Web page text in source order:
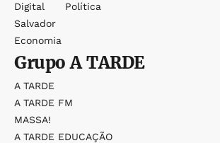
Digital
Salvador
Economia
Política
GrupoA TARDE
A TARDE
A TARDE FM
MASSA!
A TARDE EDUCAÇÃO